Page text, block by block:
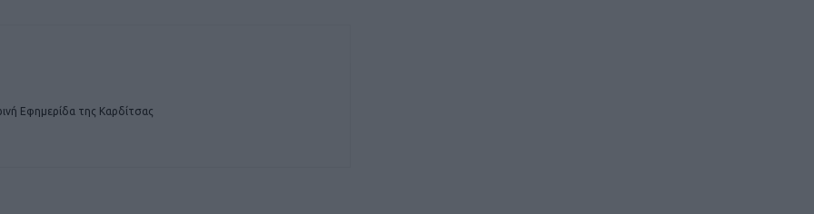
Εφημερίδα της Καρδίτσας